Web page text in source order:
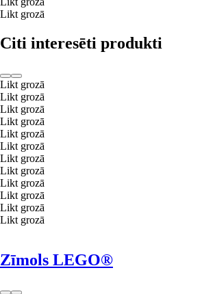
Likt grozā
Citi interesēti produkti
Likt grozā
Likt grozā
Likt grozā
Likt grozā
Likt grozā
Likt grozā
Likt grozā
Likt grozā
Likt grozā
Likt grozā
Likt grozā
Likt grozā
Zīmols LEGO®